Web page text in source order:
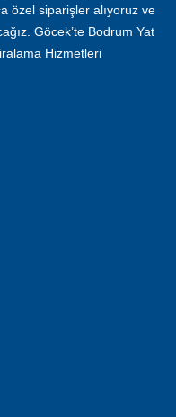
özel siparişler alıyoruz ve
Göcek’te Bodrum Yat
Hizmetleri